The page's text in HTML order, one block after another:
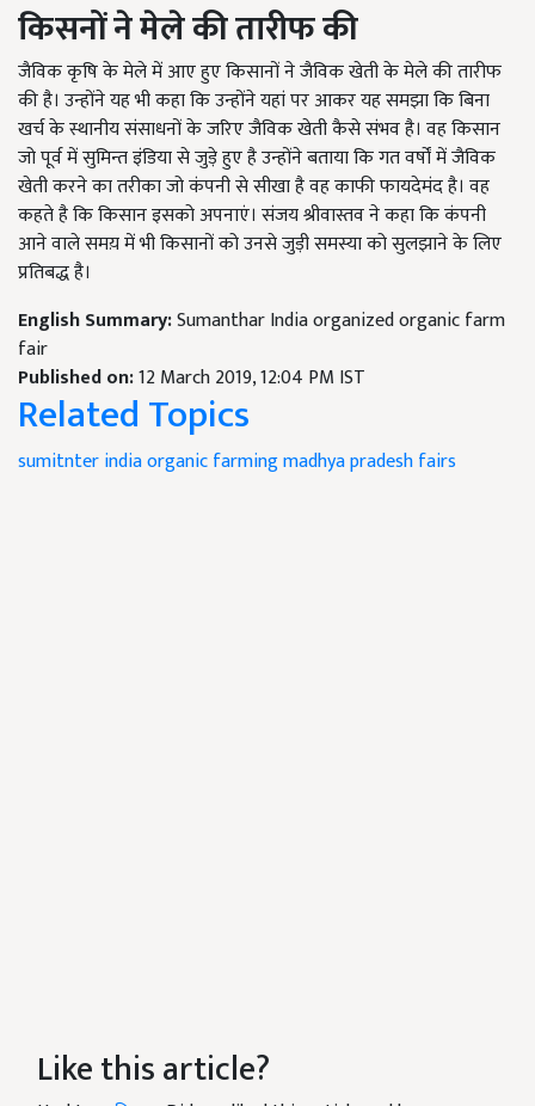
किसनों ने मेले की तारीफ की
जैविक कृषि के मेले में आए हुए किसानों ने जैविक खेती के मेले की तारीफ
की है। उन्होंने यह भी कहा कि उन्होंने यहां पर आकर यह समझा कि बिना
खर्च के स्थानीय संसाधनों के जरिए जैविक खेती कैसे संभव है। वह किसान
जो पूर्व में सुमिन्त इंडिया से जुड़े हुए है उन्होंने बताया कि गत वर्षों में जैविक
खेती करने का तरीका जो कंपनी से सीखा है वह काफी फायदेमंद है। वह
कहते है कि किसान इसको अपनाएं। संजय श्रीवास्तव ने कहा कि कंपनी
आने वाले समय़ में भी किसानों को उनसे जुड़ी समस्या को सुलझाने के लिए
प्रतिबद्ध है।
English Summary:Sumanthar India organized organic farm
fair
Published on:12 March 2019, 12:04 PM IST
Related Topics
sumitnter indiaorganicfarmingmadhya pradesh fairs
Like this article?